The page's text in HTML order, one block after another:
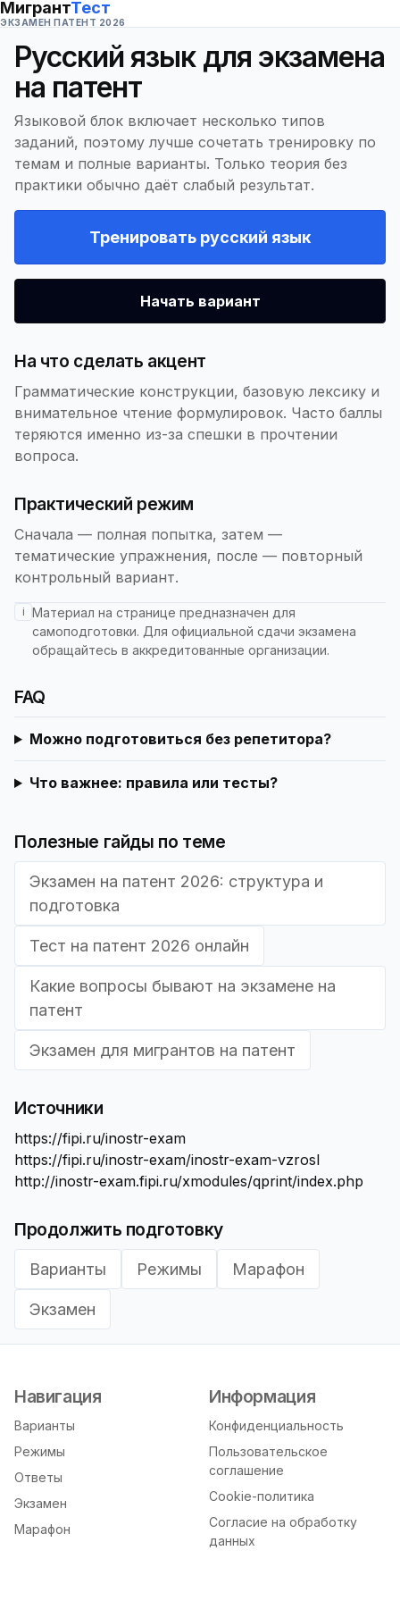
МигрантТест
ЭКЗАМЕН ПАТЕНТ 2026
Русский язык для экзамена
на патент
Языковой блок включает несколько типов
заданий, поэтому лучше сочетать тренировку по
темам и полные варианты. Только теория без
практики обычно даёт слабый результат.
Тренировать русский язык
Начать вариант
На что сделать акцент
Грамматические конструкции, базовую лексику и
внимательное чтение формулировок. Часто баллы
теряются именно из-за спешки в прочтении
вопроса.
Практический режим
Сначала — полная попытка, затем —
тематические упражнения, после — повторный
контрольный вариант.
i Материал на странице предназначен для
самоподготовки. Для официальной сдачи экзамена
обращайтесь в аккредитованные организации.
FAQ
Можно подготовиться без репетитора?
Что важнее: правила или тесты?
Полезные гайды по теме
Экзамен на патент 2026: структура и
подготовка
Тест на патент 2026 онлайн
Какие вопросы бывают на экзамене на
патент
Экзамен для мигрантов на патент
Источники
https://fipi.ru/inostr-exam
https://fipi.ru/inostr-exam/inostr-exam-vzrosl
http://inostr-exam.fipi.ru/xmodules/qprint/index.php
Продолжить подготовку
Варианты Режимы Марафон
Экзамен
Навигация
Варианты
Режимы
Ответы
Экзамен
Марафон
Информация
Конфиденциальность
Пользовательское
соглашение
Cookie-политика
Согласие на обработку
данных